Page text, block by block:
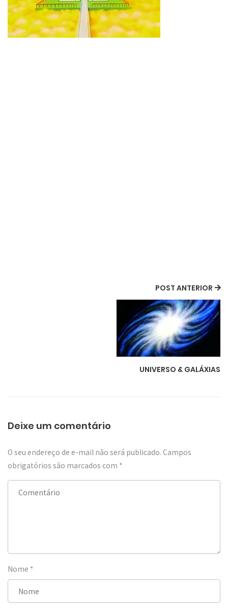
POST ANTERIOR
UNIVERSO & GALÁXIAS
Deixe um comentário
O seu endereço de e-mail não será publicado. Campos
obrigatórios são marcados com *
Nome *